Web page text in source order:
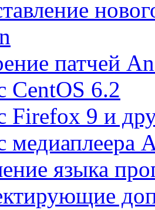
патчей
CentOS 6.2
Firefox 9 и
медиаплеера
языка